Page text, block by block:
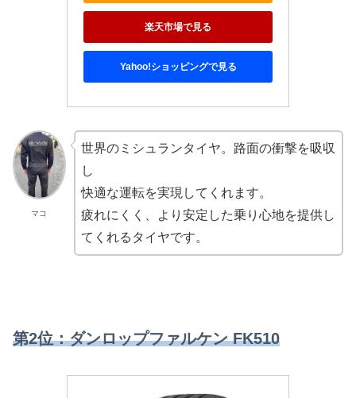
楽天市場で見る
Yahoo!ショッピングで見る
マコ
世界のミシュランタイヤ。路面の衝撃を吸収
し
快適な運転を実現してくれます。
疲れにくく、より安定した乗り心地を提供し
てくれるタイヤです。
第2位：ダンロップファルケン FK510